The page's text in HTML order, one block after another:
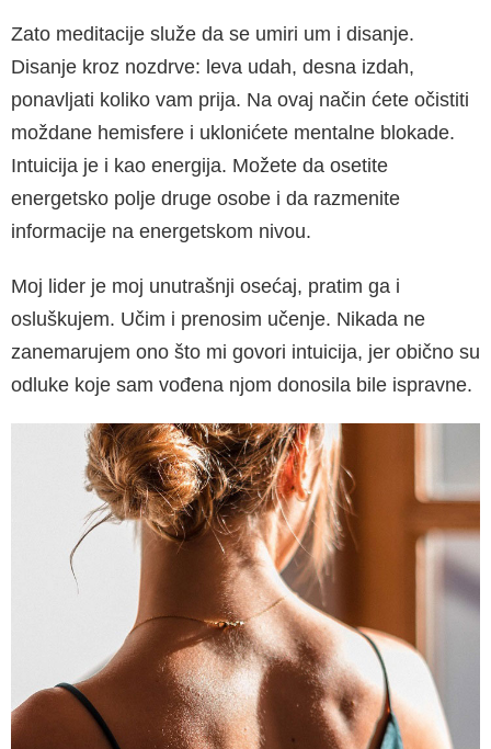
Zato meditacije služe da se umiri um i disanje.
Disanje kroz nozdrve: leva udah, desna izdah,
ponavljati koliko vam prija. Na ovaj način ćete očistiti
moždane hemisfere i uklonićete men­talne blokade.
Intuicija je i kao energija. Možete da osetite
energetsko polje druge osobe i da razmenite
informacije na energetskom nivou.
Moj lider je moj unutrašnji osećaj, pratim ga i
osluškujem. Učim i prenosim učenje. Nikada ne
zanemarujem ono što mi govori intuicija, jer obično su
odluke koje sam vođena njom dono­sila bile ispravne.